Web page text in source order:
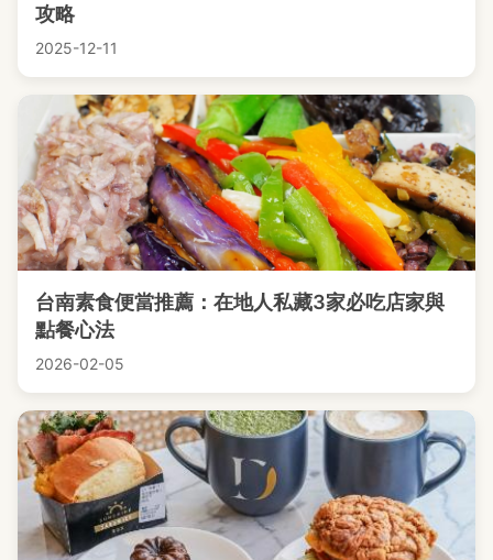
攻略
2025-12-11
台南素食便當推薦：在地人私藏3家必吃店家與
點餐心法
2026-02-05